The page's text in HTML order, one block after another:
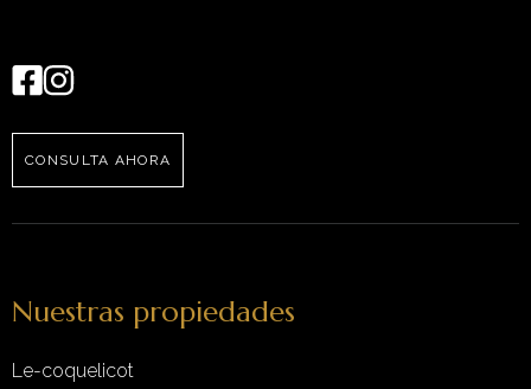
CONSULTA AHORA
Nuestras propiedades
Le-coquelicot